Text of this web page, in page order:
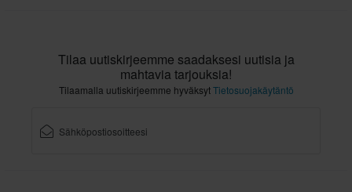
Tilaa uutiskirjeemme saadaksesi uutisia ja
mahtavia tarjouksia!
Tilaamalla uutiskirjeemme hyväksytTietosuojakäytäntö